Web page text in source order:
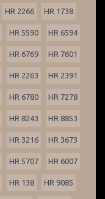
HR 2266 HR 1738
HR 5590 HR 6594
HR 6769 HR 7601
HR 2263 HR 2391
HR 6780 HR 7278
HR 8243 HR 8853
HR 3216 HR 3673
HR 5707 HR 6007
HR 138 HR 9085